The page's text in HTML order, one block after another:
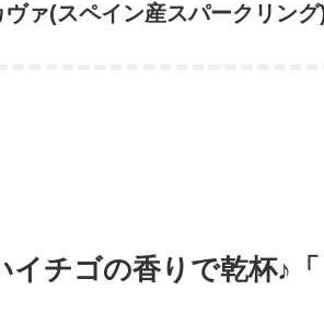
ヴァ(スペイン産スパークリン
イチゴの香りで乾杯♪